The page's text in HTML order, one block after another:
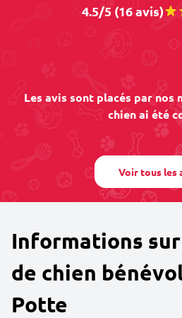
4.5/5 (16 avis)
Les avis sont placés par nos
chien ai été
Voir tous les
Informations
de chien
Potte